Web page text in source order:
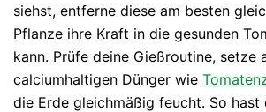
siehst, entferne diese am besten
Pflanze ihre Kraft in die gesunden
kann. Prüfe deine Gießroutine, setze
calciumhaltigen Dünger wie
die Erde gleichmäßig feucht. So hast